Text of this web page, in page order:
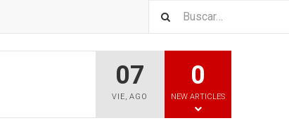
07
VIE,AGO
0
NEW ARTICLES